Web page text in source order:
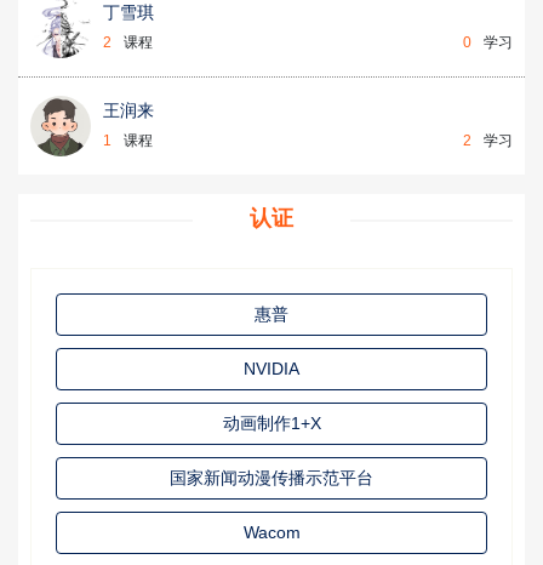
丁雪琪
2 课程 0 学习
王润来
1 课程 2 学习
认证
惠普
NVIDIA
动画制作1+X
国家新闻动漫传播示范平台
Wacom